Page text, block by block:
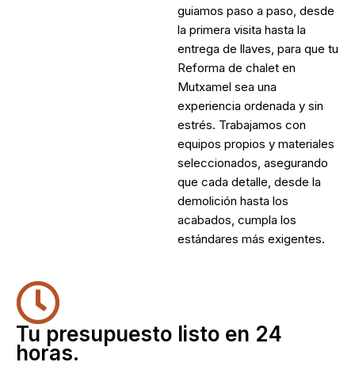
guiamos paso a paso, desde
la primera visita hasta la
entrega de llaves, para que tu
Reforma de chalet en
Mutxamel sea una
experiencia ordenada y sin
estrés. Trabajamos con
equipos propios y materiales
seleccionados, asegurando
que cada detalle, desde la
demolición hasta los
acabados, cumpla los
estándares más exigentes.
Tu presupuesto listo en 24
horas.